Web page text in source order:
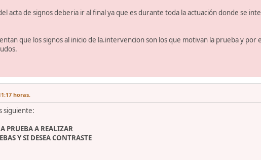
acta de signos deberia ir al final ya que es durante toda la actuación donde se
que los signos al inicio de la.intervencion son los que motivan la prueba y por
horas.
siguiente:
PRUEBA A REALIZAR
Y SI DESEA CONTRASTE